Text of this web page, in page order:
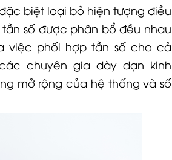
biệt loại bỏ hiện tượng điều
số được phân bổ đều nhau
việc phối hợp tần số cho cả
chuyên gia dày dạn kinh
mở rộng của hệ thống và số